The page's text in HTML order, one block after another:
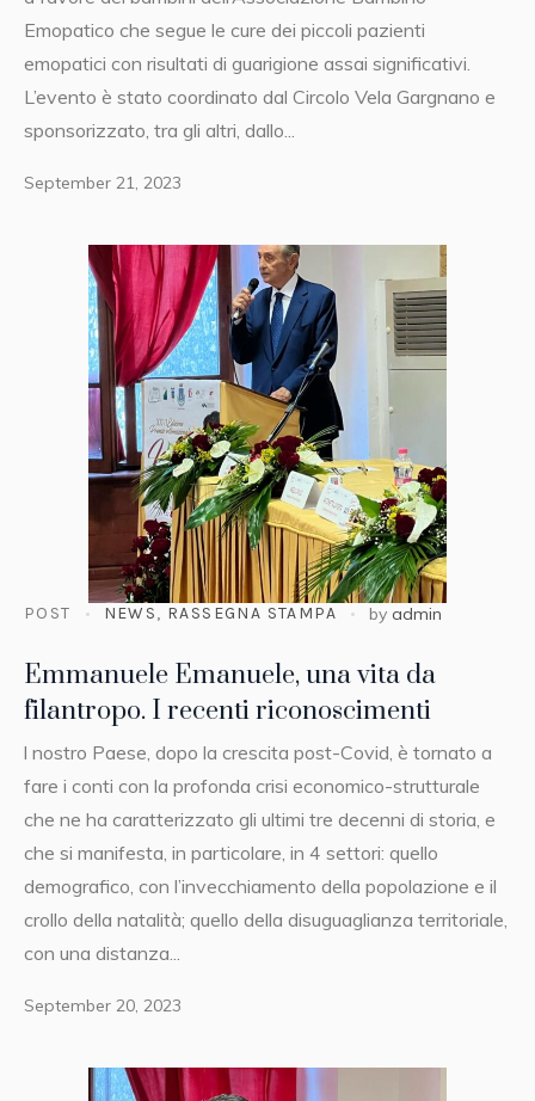
Emopatico che segue le cure dei piccoli pazienti
emopatici con risultati di guarigione assai significativi.
L’evento è stato coordinato dal Circolo Vela Gargnano e
sponsorizzato, tra gli altri, dallo...
September 21, 2023
POST NEWS, RASSEGNA STAMPA by admin
Emmanuele Emanuele, una vita da
filantropo. I recenti riconoscimenti
l nostro Paese, dopo la crescita post-Covid, è tornato a
fare i conti con la profonda crisi economico-strutturale
che ne ha caratterizzato gli ultimi tre decenni di storia, e
che si manifesta, in particolare, in 4 settori: quello
demografico, con l’invecchiamento della popolazione e il
crollo della natalità; quello della disuguaglianza territoriale,
con una distanza...
September 20, 2023